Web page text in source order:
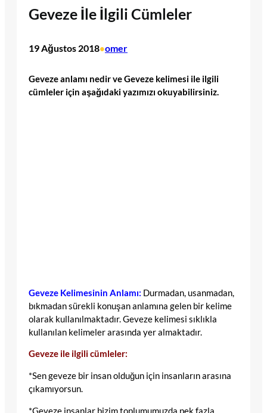
Geveze İle İlgili Cümleler
19 Ağustos 2018•omer
Geveze anlamı nedir ve Geveze kelimesi ile ilgili
cümleler için aşağıdaki yazımızı okuyabilirsiniz.
Geveze Kelimesinin Anlamı: Durmadan, usanmadan,
bıkmadan sürekli konuşan anlamına gelen bir kelime
olarak kullanılmaktadır. Geveze kelimesi sıklıkla
kullanılan kelimeler arasında yer almaktadır.
Geveze ile ilgili cümleler:
*Sen geveze bir insan olduğun için insanların arasına
çıkamıyorsun.
*Geveze insanlar bizim toplumumuzda pek fazla